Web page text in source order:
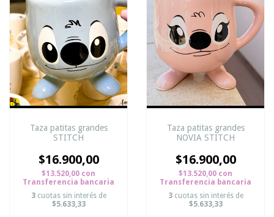
Taza patitas grandes
STITCH
$16.900,00
$13.520,00 con
Transferencia bancaria
3 cuotas sin interés de
$5.633,33
Taza patitas grandes
NOVIA STITCH
$16.900,00
$13.520,00 con
Transferencia bancaria
3 cuotas sin interés de
$5.633,33